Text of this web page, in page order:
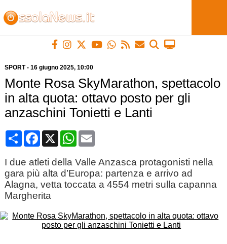
SPORT- 16 giugno 2025, 10:00
Monte Rosa SkyMarathon, spettacolo
in alta quota: ottavo posto per gli
anzaschini Tonietti e Lanti
CondividiFacebook
X WhatsApp
Email
I due atleti della Valle Anzasca protagonisti nella
gara più alta d’Europa: partenza e arrivo ad
Alagna, vetta toccata a 4554 metri sulla capanna
Margherita